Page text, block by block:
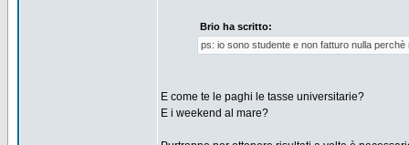
Brio ha scritto:
ps: io sono studente e non fatturo nulla perchè
E come te le paghi le tasse universitarie?
E i weekend al mare?